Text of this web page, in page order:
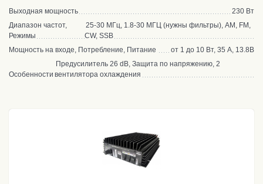
Выходная мощность
230 Вт
Диапазон частот,
Режимы
25-30 МГц, 1.8-30 МГЦ (нужны фильтры), AM, FM,
CW, SSB
Мощность на входе, Потребление, Питание
от 1 до 10 Вт, 35 А, 13.8В
Особенности
Предусилитель 26 dB, Защита по напряжению, 2
вентилятора охлаждения